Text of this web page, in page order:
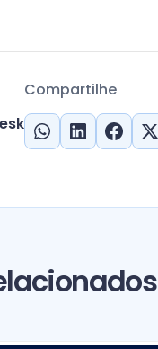
Compartilhe